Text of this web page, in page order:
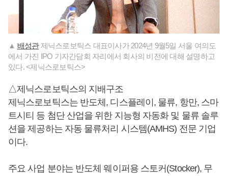
▲ 배성관제닉스로보틱스 대표이사가 2024년 9월5일 서울 여의도
에서 가진 IPO 기자간담회 자리에서 회사의 비전에 대해 설명하고
있다. <제닉스로보틱스>
△제닉스로보틱스의 지배구조
제닉스로보틱스는 반도체, 디스플레이, 물류, 항만, 스마
트시티 등 첨단 산업을 위한 지능형 자동화 및 물류 솔루
션을 제공하는 자동 물류처리 시스템(AMHS) 전문 기업
이다.
주요 사업 분야는 반도체 웨이퍼용 스토커(Stocker), 무